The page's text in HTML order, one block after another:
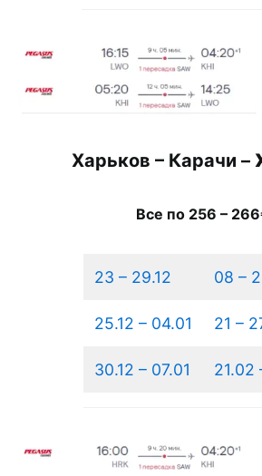
Харьков – Карачи –
Все по 256 –
23 – 29.12 08 –
25.12 – 04.01 21 –
30.12 – 07.01 21.02